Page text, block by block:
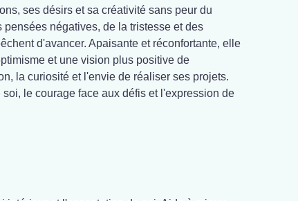
ses désirs et sa créativité sans peur du
négatives, de la tristesse et des
d'avancer. Apaisante et réconfortante, elle
et une vision plus positive de
la curiosité et l'envie de réaliser ses projets.
le courage face aux défis et l'expression de